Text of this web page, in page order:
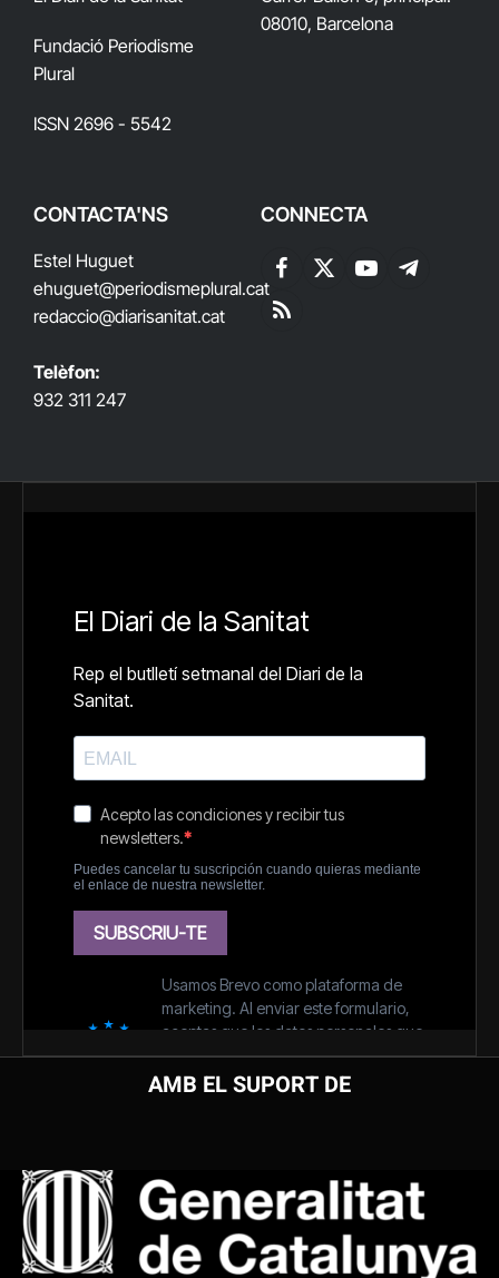
Fundació Periodisme
Plural
ISSN 2696 - 5542
08010, Barcelona
CONTACTA'NS
Estel Huguet
ehuguet@periodismeplural.cat
redaccio@diarisanitat.cat
Telèfon:
932 311 247
CONNECTA
Facebook
X
YouTubeTelegram
RSS
AMB EL SUPORT DE